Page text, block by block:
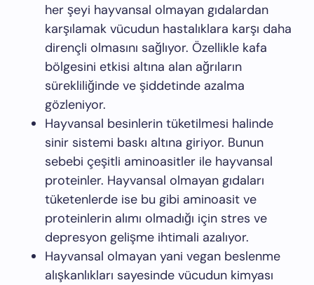
her şeyi hayvansal olmayan gıdalardan
karşılamak vücudun hastalıklara karşı daha
dirençli olmasını sağlıyor. Özellikle kafa
bölgesini etkisi altına alan ağrıların
sürekliliğinde ve şiddetinde azalma
gözleniyor.
Hayvansal besinlerin tüketilmesi halinde
sinir sistemi baskı altına giriyor. Bunun
sebebi çeşitli aminoasitler ile hayvansal
proteinler. Hayvansal olmayan gıdaları
tüketenlerde ise bu gibi aminoasit ve
proteinlerin alımı olmadığı için stres ve
depresyon gelişme ihtimali azalıyor.
Hayvansal olmayan yani vegan beslenme
alışkanlıkları sayesinde vücudun kimyası